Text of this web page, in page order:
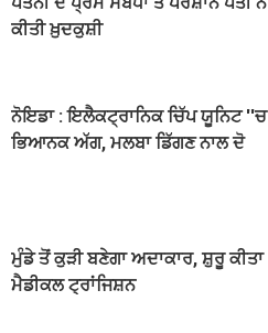
ਕੀਤੀ ਖ਼ੁਦਕੁਸ਼ੀ
ਨੋਇਡਾ : ਇਲੈਕਟ੍ਰਾਨਿਕ ਚਿੱਪ ਯੂਨਿਟ ''ਚ
ਭਿਆਨਕ ਅੱਗ, ਮਲਬਾ ਡਿੱਗਣ ਨਾਲ ਦੋ
ਮੁੰਡੇ ਤੋਂ ਕੁੜੀ ਬਣੇਗਾ ਅਦਾਕਾਰ, ਸ਼ੁਰੂ ਕੀਤਾ
ਮੈਡੀਕਲ ਟ੍ਰਾਂਜਿਸ਼ਨ